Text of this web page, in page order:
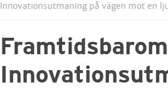
Innovationsutmaning på vägen mot en